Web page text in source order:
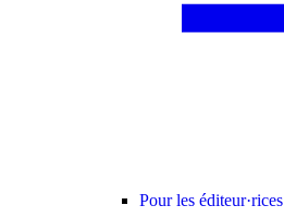
Pour les éditeur·rices